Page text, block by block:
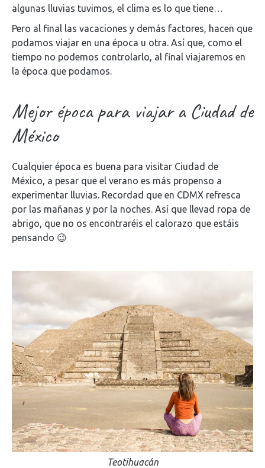
algunas lluvias tuvimos, el clima es lo que tiene…
Pero al final las vacaciones y demás factores, hacen que
podamos viajar en una época u otra. Así que, como el
tiempo no podemos controlarlo, al final viajaremos en
la época que podamos.
Mejor época para viajar a Ciudad de
México
Cualquier época es buena para visitar Ciudad de
México, a pesar que el verano es más propenso a
experimentar lluvias. Recordad que en CDMX refresca
por las mañanas y por la noches. Así que llevad ropa de
abrigo, que no os encontraréis el calorazo que estáis
pensando 😉
Teotihuacán